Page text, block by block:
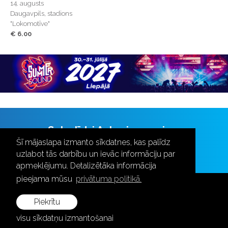
Šī mājaslapa izmanto sīkdatnes, kas palīdz
uzlabot tās darbību un ievāc informāciju par
apmeklējumu. Detalizētāka informācija
pieejama mūsu privātuma politikā.
Piekrītu
visu sīkdatņu izmantošanai
14. augusts
Daugavpils, stadions
"Lokomotīve"
€ 6.00
Seko līdzi Aulas jaunumiem
+371 28787870